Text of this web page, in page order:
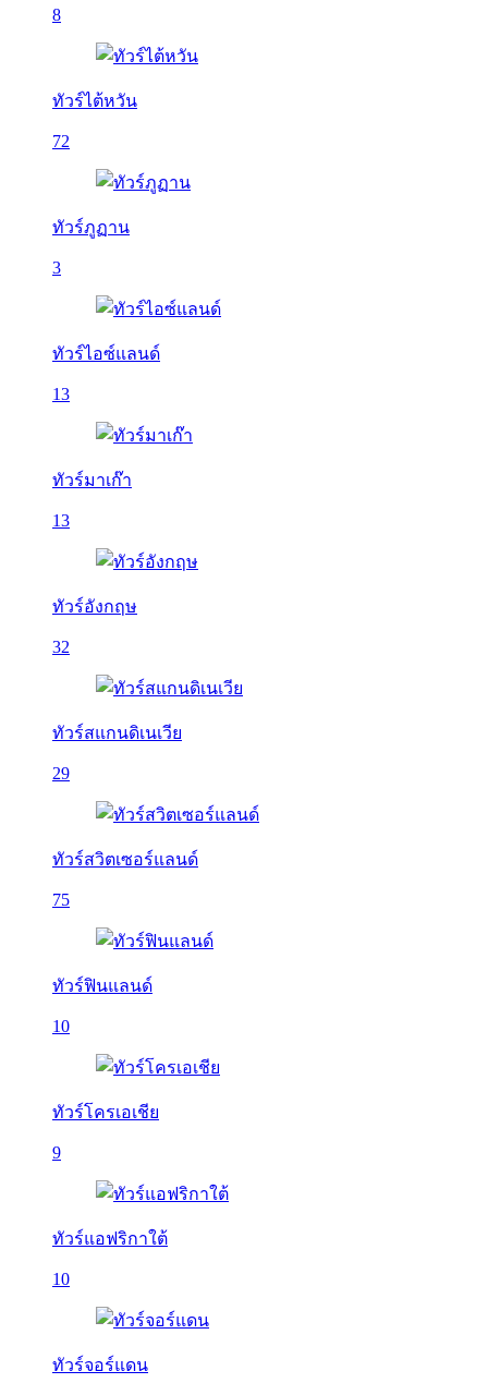
8
ทัวร์ไต้หวัน
72
ทัวร์ภูฏาน
3
ทัวร์ไอซ์แลนด์
13
ทัวร์มาเก๊า
13
ทัวร์อังกฤษ
32
ทัวร์สแกนดิเนเวีย
29
ทัวร์สวิตเซอร์แลนด์
75
ทัวร์ฟินแลนด์
10
ทัวร์โครเอเชีย
9
ทัวร์แอฟริกาใต้
10
ทัวร์จอร์แดน